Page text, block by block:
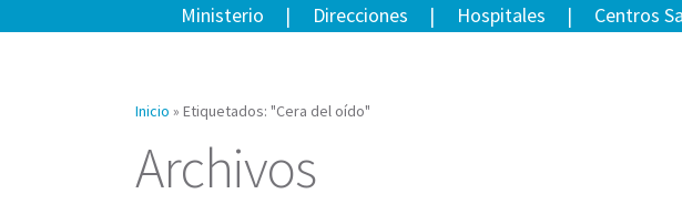
Ministerio Direcciones Hospitales Centros
Inicio » Etiquetados: "Cera del oído"
Archivos